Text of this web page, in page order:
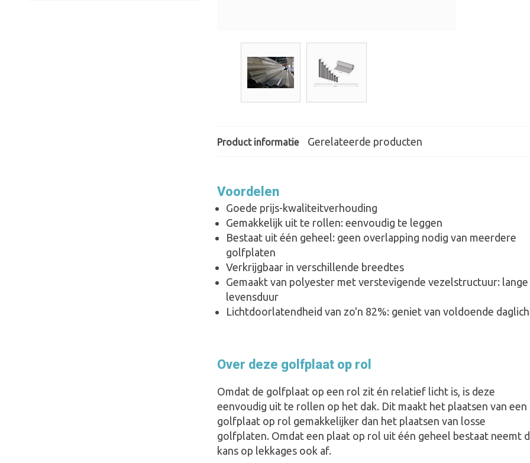
Product informatie Gerelateerde producten
Voordelen
Goede prijs-kwaliteitverhouding
Gemakkelijk uit te rollen: eenvoudig te leggen
Bestaat uit één geheel: geen overlapping nodig van meerdere
golfplaten
Verkrijgbaar in verschillende breedtes
Gemaakt van polyester met verstevigende vezelstructuur: lange
levensduur
Lichtdoorlatendheid van zo'n 82%: geniet van voldoende
Over deze golfplaat op rol
Omdat de golfplaat op een rol zit én relatief licht is, is deze
eenvoudig uit te rollen op het dak. Dit maakt het plaatsen van een
golfplaat op rol gemakkelijker dan het plaatsen van losse
golfplaten. Omdat een plaat op rol uit één geheel bestaat neemt
kans op lekkages ook af.